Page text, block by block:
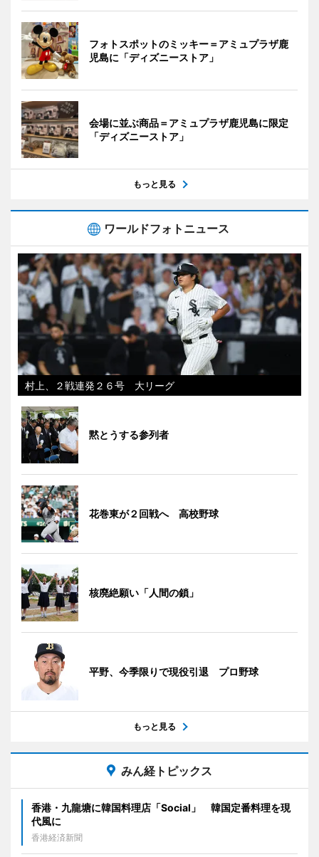
フォトスポットのミッキー＝アミュプラザ鹿
児島に「ディズニーストア」
会場に並ぶ商品＝アミュプラザ鹿児島に限定
「ディズニーストア」
もっと見る
ワールドフォトニュース
村上、２戦連発２６号 大リーグ
黙とうする参列者
花巻東が２回戦へ 高校野球
核廃絶願い「人間の鎖」
平野、今季限りで現役引退 プロ野球
もっと見る
みん経トピックス
香港・九龍塘に韓国料理店「Social」 韓国定番料理を現
代風に
香港経済新聞